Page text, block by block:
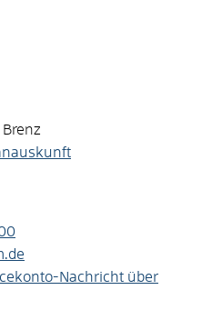
Nachricht über